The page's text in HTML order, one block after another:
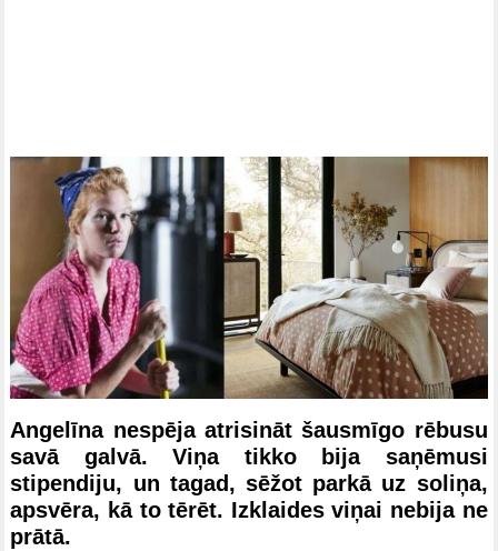
Angelīna nespēja atrisināt šausmīgo rēbusu
savā galvā. Viņa tikko bija saņēmusi
stipendiju, un tagad, sēžot parkā uz soliņa,
apsvēra, kā to tērēt. Izklaides viņai nebija ne
prātā.